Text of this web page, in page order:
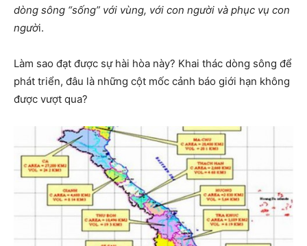
dòng sông “sống” với vùng, với con người và phục vụ con
người.
Làm sao đạt được sự hài hòa này? Khai thác dòng sông để
phát triển, đâu là những cột mốc cảnh báo giới hạn không
được vượt qua?